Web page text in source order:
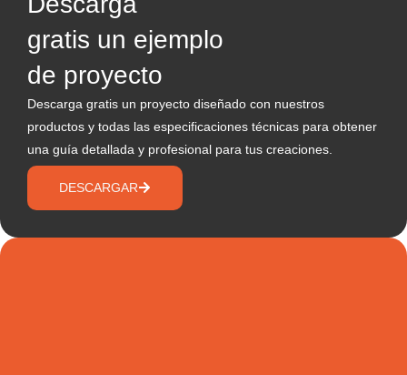
gratis un ejemplo
de proyecto
Descarga gratis un proyecto diseñado con nuestros
productos y todas las especificaciones técnicas para obtener
una guía detallada y profesional para tus creaciones.
DESCARGAR